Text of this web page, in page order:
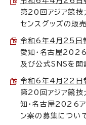
第20回アジア競
センスグッズの販
令和6年4月25日
愛知・名古屋2026
及び公式SNSを開
令和6年4月22日
第20回アジア競技
知・名古屋2026ア
ン案の募集につい